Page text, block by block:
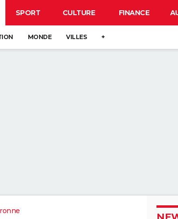
SPORT CULTURE FINANCE
MONDE VILLES +